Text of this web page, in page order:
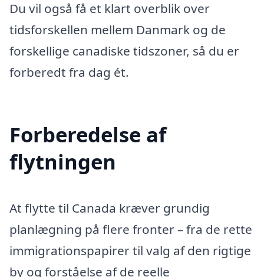
Du vil også få et klart overblik over
tidsforskellen mellem Danmark og de
forskellige canadiske tidszoner, så du er
forberedt fra dag ét.
Forberedelse af
flytningen
At flytte til Canada kræver grundig
planlægning på flere fronter – fra de rette
immigrationspapirer til valg af den rigtige
by og forståelse af de reelle